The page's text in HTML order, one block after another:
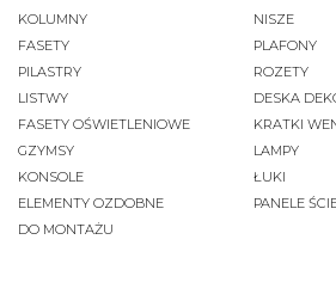
KOLUMNY
FASETY
PILASTRY
LISTWY
FASETY OŚWIETLENIOWE
GZYMSY
KONSOLE
ELEMENTY OZDOBNE
DO MONTAŻU
NISZE
PLAFONY
ROZETY
DESKA
KRATKI
LAMPY
ŁUKI
PANELE